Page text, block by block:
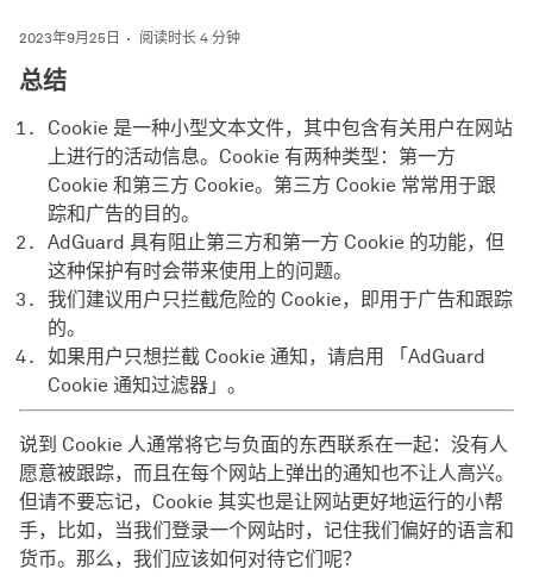
2023年9月25日 阅读时长 4 分钟
总结
Cookie 是一种小型文本文件，其中包含有关用户在网站
上进行的活动信息。Cookie 有两种类型：第一方
Cookie 和第三方 Cookie。第三方 Cookie 常常用于跟
踪和广告的目的。
AdGuard 具有阻止第三方和第一方 Cookie 的功能，但
这种保护有时会带来使用上的问题。
我们建议用户只拦截危险的 Cookie，即用于广告和跟踪
的。
如果用户只想拦截 Cookie 通知，请启用 「AdGuard
Cookie 通知过滤器」。
说到 Cookie 人通常将它与负面的东西联系在一起：没有人
愿意被跟踪，而且在每个网站上弹出的通知也不让人高兴。
但请不要忘记，Cookie 其实也是让网站更好地运行的小帮
手，比如，当我们登录一个网站时，记住我们偏好的语言和
货币。那么，我们应该如何对待它们呢？